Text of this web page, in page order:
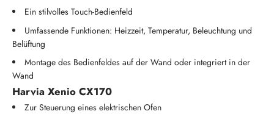
Ein stilvolles Touch-Bedienfeld
Umfassende Funktionen: Heizzeit, Temperatur, Beleuchtung und
Belüftung
Montage des Bedienfeldes auf der Wand oder integriert in der
Wand
Harvia Xenio CX170
Zur Steuerung eines elektrischen Ofen